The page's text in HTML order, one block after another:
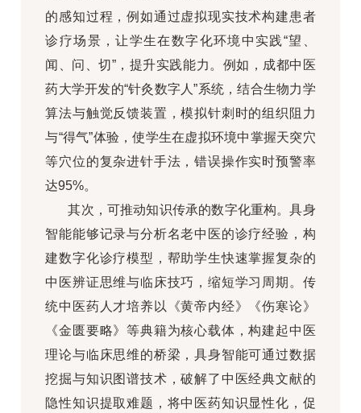
的感知过程，例如通过虚拟现实技术构建患者
诊疗场景，让学生在数字化环境中实践“望、
闻、问、切”，提升实践能力。例如，成都中医
药大学开发的“针灸数字人”系统，结合生物力学
算法与触觉反馈装置，模拟针刺时的组织阻力
与“得气”体验，使学生在虚拟环境中掌握天突穴
等穴位的复杂进针手法，错误操作实时预警率
达95%。
其次，可推动知识传承的数字化重构。具身
智能能够记录与分析名老中医的诊疗经验，构
建数字化诊疗模型，帮助学生快速掌握复杂的
中医辨证思维与临床技巧，缩短学习周期。传
统中医药人才培养以《黄帝内经》《伤寒论》
《金匮要略》等典籍为核心载体，构建起中医
理论与临床思维的桥梁，具身智能可通过数据
挖掘与知识图谱技术，破解了中医经典文献的
隐性知识提取难题，将中医药知识显性化，促